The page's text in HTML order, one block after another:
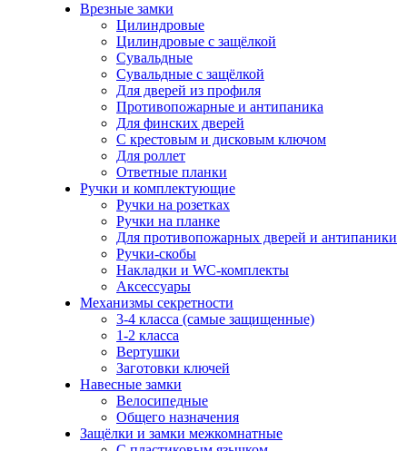
Врезные замки
Цилиндровые
Цилиндровые с защёлкой
Сувальдные
Сувальдные с защёлкой
Для дверей из профиля
Противопожарные и антипаника
Для финских дверей
С крестовым и дисковым ключом
Для роллет
Ответные планки
Ручки и комплектующие
Ручки на розетках
Ручки на планке
Для противопожарных дверей и антипаники
Ручки-скобы
Накладки и WC-комплекты
Аксессуары
Механизмы секретности
3-4 класса (самые защищенные)
1-2 класса
Вертушки
Заготовки ключей
Навесные замки
Велосипедные
Общего назначения
Защёлки и замки межкомнатные